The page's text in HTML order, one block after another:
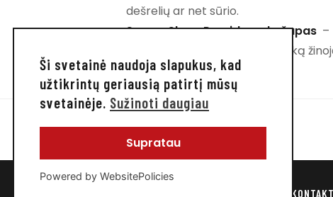
Ši svetainė naudoja slapukus, kad
užtikrintų geriausią patirtį mūsų
svetainėje. Sužinoti daugiau
Supratau
Powered by WebsitePolicies
dešrelių ar net sūrio.
Sauce Shop Pomidorų kečupas–
prieskoniais. Pamirškite viską, ką